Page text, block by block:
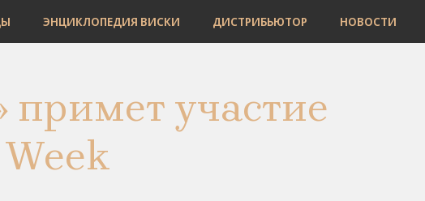
ЭНЦИКЛОПЕДИЯ ВИСКИ ДИСТРИБЬЮТОР НОВОСТИ
примет участие